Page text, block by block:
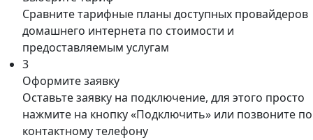
Сравните тарифные планы доступных провайдеров
домашнего интернета по стоимости и
предоставляемым услугам
3
Оформите заявку
Оставьте заявку на подключение, для этого просто
нажмите на кнопку «Подключить» или позвоните по
контактному телефону